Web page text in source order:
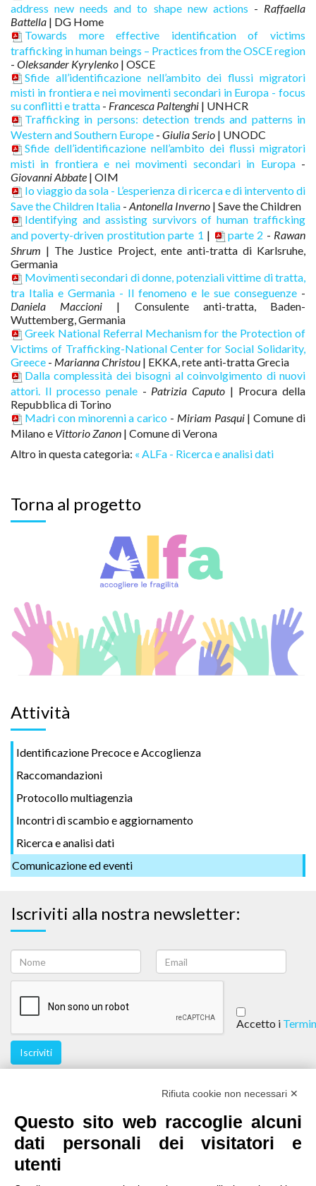
address new needs and to shape new actions - Raffaella
Battella | DG Home
Towards more effective identification of victims
trafficking in human beings – Practices from the OSCE region
- Oleksander Kyrylenko | OSCE
Sfide all’identificazione nell’ambito dei flussi migratori
misti in frontiera e nei movimenti secondari in Europa - focus
su conflitti e tratta - Francesca Paltenghi | UNHCR
Trafficking in persons: detection trends and patterns in
Western and Southern Europe - Giulia Serio | UNODC
Sfide dell’identificazione nell’ambito dei flussi migratori
misti in frontiera e nei movimenti secondari in Europa-
Giovanni Abbate | OIM
Io viaggio da sola - L’esperienza di ricerca e di intervento di
Save the Children Italia - Antonella Inverno | Save the Children
Identifying and assisting survivors of human trafficking
and poverty-driven prostitution parte 1 | parte 2 - Rawan
Shrum | The Justice Project, ente anti-tratta di Karlsruhe,
Germania
Movimenti secondari di donne, potenziali vittime di tratta,
tra Italia e Germania - Il fenomeno e le sue conseguenze -
Daniela Maccioni | Consulente anti-tratta, Baden-
Wuttemberg, Germania
Greek National Referral Mechanism for the Protection of
Victims of Trafficking-National Center for Social Solidarity,
Greece - Marianna Christou | EKKA, rete anti-tratta Grecia
Dalla complessità dei bisogni al coinvolgimento di nuovi
attori. Il processo penale- Patrizia Caputo | Procura della
Repubblica di Torino
Madri con minorenni a carico - Miriam Pasqui| Comune di
Milano e Vittorio Zanon | Comune di Verona
Altro in questa categoria: « ALFa - Ricerca e analisi dati
Torna al progetto
Attività
Identificazione Precoce e Accoglienza
Raccomandazioni
Protocollo multiagenzia
Incontri di scambio e aggiornamento
Ricerca e analisi dati
Comunicazione ed eventi
Iscriviti alla nostra newsletter:
Accetto i
Iscriviti
Rifiuta cookie non necessari ✕
Questo sito web raccoglie alcuni
dati personali dei visitatori e
utenti